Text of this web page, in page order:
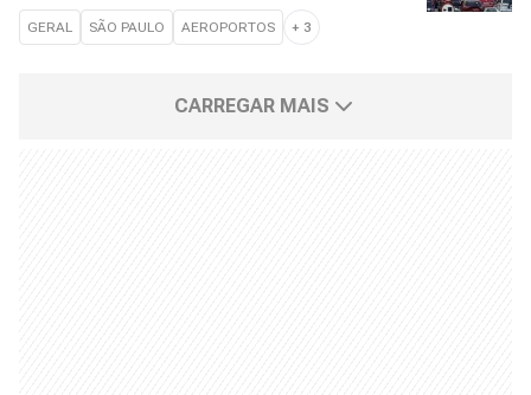
GERAL SÃO PAULO AEROPORTOS + 3
CARREGAR MAIS